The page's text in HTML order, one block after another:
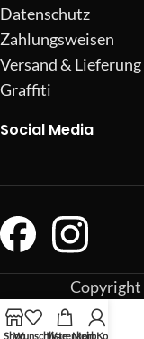
Datenschutz
Zahlungsweisen
Versand & Lieferung
Graffiti
Social Media
Copyright
ShopWunschlisteWarenkorb
Mein Konto